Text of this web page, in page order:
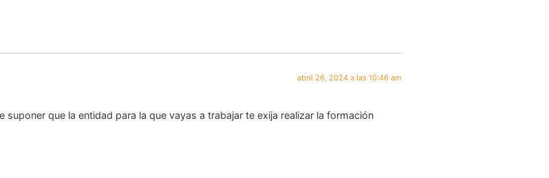
abril 26, 2024 a las 10:46 am
que la entidad para la que vayas a trabajar te exija realizar la formación